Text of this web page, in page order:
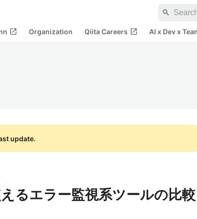
search
open_in_new Organization Qiita Careers open_in_new AI x Dev x
update.
プ
るエラー監視系ツールの比較